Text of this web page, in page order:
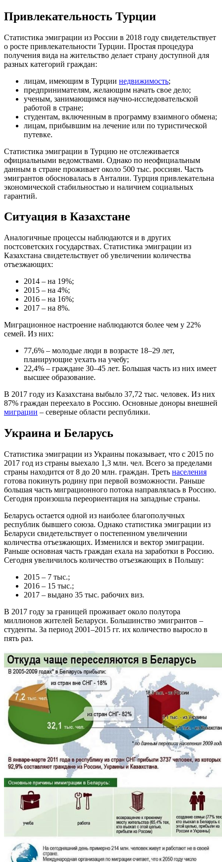
Привлекательность Турции
Статистика эмиграции из России в 2018 году свидетельствует
о росте привлекательности Турции. Простая процедура
получения вида на жительство делает страну доступной для
разных категорий граждан:
лицам, имеющим в Турции недвижимость;
предпринимателям, желающим начать свое дело;
ученым, занимающимся научно-исследовательской
работой в стране;
студентам, включенным в программу взаимного обмена;
лицам, прибывшим на лечение или по туристической
путевке.
Статистика эмиграции в Турцию не отслеживается
официальными ведомствами. Однако по неофициальным
данным в стране проживает около 500 тыс. россиян. Часть
эмигрантов обосновалась в Анталии. Турция привлекательна
экономической стабильностью и наличием социальных
гарантий.
Ситуация в Казахстане
Аналогичные процессы наблюдаются и в других
постсоветских государствах. Статистика эмиграции из
Казахстана свидетельствует об увеличении количества
отъезжающих:
2014 – на 19%;
2015 – на 4%;
2016 – на 16%;
2017 – на 8%.
Миграционное настроение наблюдаются более чем у 22%
семей. Из них:
77,6% – молодые люди в возрасте 18–29 лет,
планирующие уехать на учебу;
22,4% – граждане 30–45 лет. Большая часть из них имеет
высшее образование.
В 2017 году из Казахстана выбыло 37,72 тыс. человек. Из них
87% граждан переехало в Россию. Основные доноры внешней
миграции – северные области республики.
Украина и Беларусь
Статистика эмиграции из Украины показывает, что с 2015 по
2017 год из страны выехало 1,3 млн. чел. Всего за пределами
страны находится от 8 до 20 млн. граждан. Треть населения
готова покинуть родину при первой возможности. Раньше
большая часть миграционного потока направлялась в Россию.
Сегодня произошла переориентация на западные страны.
Беларусь остается одной из наиболее благополучных
республик бывшего союза. Однако статистика эмиграции из
Беларуси свидетельствует о постепенном увеличении
количества отъезжающих. Изменился и вектор эмиграции.
Раньше основная часть граждан ехала на заработки в Россию.
Сегодня увеличилось количество отъезжающих в Польшу:
2015 – 7 тыс.;
2016 – 15 тыс.;
2017 – выдано 35 тыс. рабочих виз.
В 2017 году за границей проживает около полутора
миллионов жителей Беларуси. Большинство эмигрантов –
студенты. За период 2001–2015 гг. их количество выросло в
пять раз.